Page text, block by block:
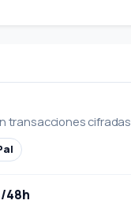
transacciones cifradas.
48h